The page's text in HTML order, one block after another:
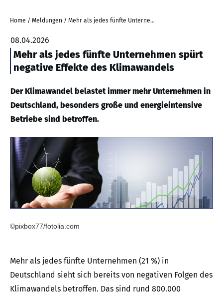
Home / Meldungen / Mehr als jedes fünfte Unternehmen spürt negative Effekte des Klimawandels
08.04.2026
Mehr als jedes fünfte Unternehmen spürt
negative Effekte des Klimawandels
Der Klimawandel belastet immer mehr Unternehmen in
Deutschland, besonders große und energieintensive
Betriebe sind betroffen.
©pixbox77/fotolia.com
Mehr als jedes fünfte Unternehmen (21 %) in
Deutschland sieht sich bereits von negativen Folgen des
Klimawandels betroffen. Das sind rund 800.000